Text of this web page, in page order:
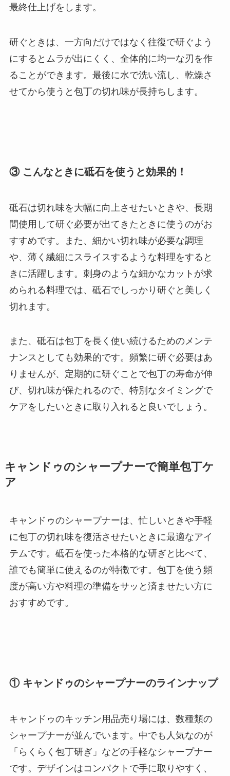
最終仕上げをします。
研ぐときは、一方向だけではなく往復で研ぐよう
にするとムラが出にくく、全体的に均一な刃を作
ることができます。最後に水で洗い流し、乾燥さ
せてから使うと包丁の切れ味が長持ちします。
③ こんなときに砥石を使うと効果的！
砥石は切れ味を大幅に向上させたいときや、長期
間使用して研ぐ必要が出てきたときに使うのがお
すすめです。また、細かい切れ味が必要な調理
や、薄く繊細にスライスするような料理をすると
きに活躍します。刺身のような細かなカットが求
められる料理では、砥石でしっかり研ぐと美しく
切れます。
また、砥石は包丁を長く使い続けるためのメンテ
ナンスとしても効果的です。頻繁に研ぐ必要はあ
りませんが、定期的に研ぐことで包丁の寿命が伸
び、切れ味が保たれるので、特別なタイミングで
ケアをしたいときに取り入れると良いでしょう。
キャンドゥのシャープナーで簡単包丁ケ
ア
キャンドゥのシャープナーは、忙しいときや手軽
に包丁の切れ味を復活させたいときに最適なアイ
テムです。砥石を使った本格的な研ぎと比べて、
誰でも簡単に使えるのが特徴です。包丁を使う頻
度が高い方や料理の準備をサッと済ませたい方に
おすすめです。
① キャンドゥのシャープナーのラインナップ
キャンドゥのキッチン用品売り場には、数種類の
シャープナーが並んでいます。中でも人気なのが
「らくらく包丁研ぎ」などの手軽なシャープナー
です。デザインはコンパクトで手に取りやすく、